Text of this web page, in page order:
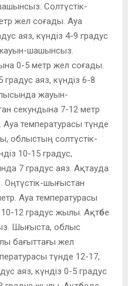
Солтүстік-
жел соғады. Ауа
аяз, күндіз 4-9 градус
шашынсыз.
0-5 метр жел соғады.
аяз, күндіз 6-8
жауын-
секундына 7-12 метр
температурасы түнде
облыстың солтүстік-
10-15 градус,
7 градус аяз. Ақтауда
шығыстан
Ауа температурасы
12 градус жылы. Ақтөбе
Шығыста, облыс
бағыттағы жел
түнде 12-17,
аяз, күндіз 0-5 градус